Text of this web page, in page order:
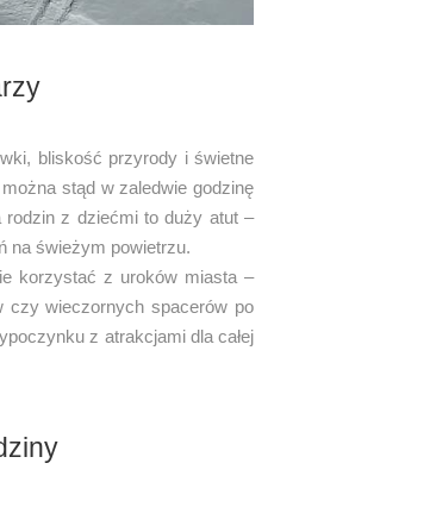
bliskość przyrody i świetne
stąd w zaledwie godzinę
z dziećmi to duży atut –
na świeżym powietrzu.
korzystać z uroków miasta –
czy wieczornych spacerów po
z atrakcjami dla całej